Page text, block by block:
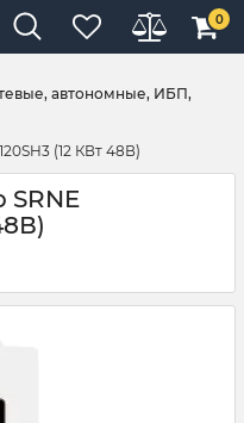
0
автономные, ИБП,
(12 КВт 48В)